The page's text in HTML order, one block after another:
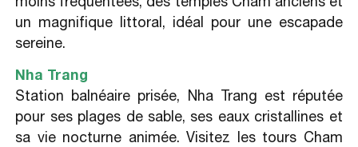
un magnifique littoral, idéal pour une escapade
sereine.
Nha Trang
Station balnéaire prisée, Nha Trang est réputée
pour ses plages de sable, ses eaux cristallines et
sa vie nocturne animée. Visitez les tours Cham